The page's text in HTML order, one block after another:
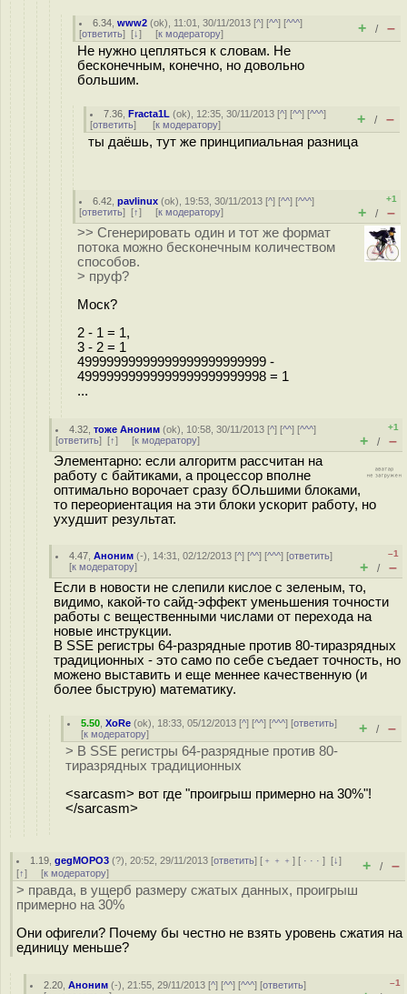
6.34 ,www2 (ok), 11:01, 30/11/2013 [^] [^^] [^^^]
[ответить] [↓] [к модератору] + / –
Не нужно цепляться к словам. Не
бесконечным, конечно, но довольно
большим.
7.36 ,Fracta1L (ok), 12:35, 30/11/2013 [^] [^^] [^^^]
[ответить] [к модератору] + / –
ты даёшь, тут же принципиальная разница
6.42 ,pavlinux (ok), 19:53, 30/11/2013 [^] [^^] [^^^]
[ответить] [↑] [к модератору]
+1
+ / –
>> Сгенерировать один и тот же формат
потока можно бесконечным количеством
способов.
> пруф?
Моск?
2 - 1 = 1,
3 - 2 = 1
49999999999999999999999999 -
49999999999999999999999998 = 1
...
4.32 ,тоже Аноним (ok), 10:58, 30/11/2013 [^] [^^] [^^^]
[ответить] [↑] [к модератору]
+1
+ / –
Элементарно: если алгоритм рассчитан на
работу с байтиками, а процессор вполне
оптимально ворочает сразу бОльшими блоками,
то переориентация на эти блоки ускорит работу, но
ухудшит результат.
4.47 ,Аноним (-), 14:31, 02/12/2013 [^] [^^] [^^^] [ответить]
[к модератору]
–1
+ / –
Если в новости не слепили кислое с зеленым, то,
видимо, какой-то сайд-эффект уменьшения точности
работы с вещественными числами от перехода на
новые инструкции.
В SSE регистры 64-разрядные против 80-тиразрядных
традиционных - это само по себе съедает точность, но
можено выставить и еще меннее качественную (и
более быструю) математику.
5.50 ,XoRe (ok), 18:33, 05/12/2013 [^] [^^] [^^^] [ответить]
[к модератору] + / –
> В SSE регистры 64-разрядные против 80-
тиразрядных традиционных
<sarcasm> вот где "проигрыш примерно на 30%"!
</sarcasm>
1.19 ,gegMOPO3 (?), 20:52, 29/11/2013 [ответить] [ ﹢﹢﹢] [ · · ·][↓]
[↑] [к модератору] + / –
> правда, в ущерб размеру сжатых данных, проигрыш
примерно на 30%
Они офигели? Почему бы честно не взять уровень сжатия на
единицу меньше?
2.20 ,Аноним (-), 21:55, 29/11/2013 [^] [^^] [^^^] [ответить]
–1